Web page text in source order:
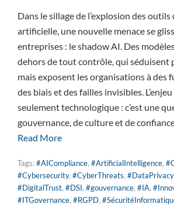
Dans le sillage de l’explosion des outils
artificielle, une nouvelle menace se
entreprises : le shadow AI. Des
dehors de tout contrôle, qui séduisent
mais exposent les organisations à des
des biais et des failles invisibles. L’enjeu
seulement technologique : c’est une
gouvernance, de culture et de
Read More
Tags:#AICompliance, #ArtificialIntelligence,
#Cybersecurity, #CyberThreats, #DataPrivacy,
#DigitalTrust, #DSI, #gouvernance, #IA,
#ITGovernance, #RGPD,